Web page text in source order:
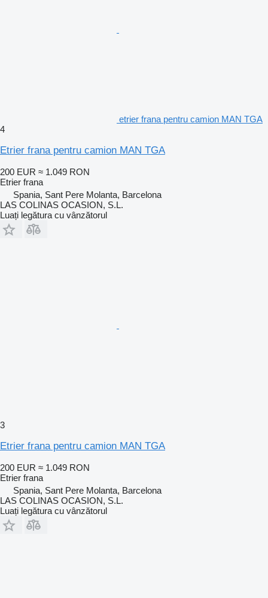
etrier frana pentru camion MAN TGA
4
Etrier frana pentru camion MAN TGA
200 EUR ≈ 1.049 RON
Etrier frana
Spania, Sant Pere Molanta, Barcelona
LAS COLINAS OCASION, S.L.
Luați legătura cu vânzătorul
3
Etrier frana pentru camion MAN TGA
200 EUR ≈ 1.049 RON
Etrier frana
Spania, Sant Pere Molanta, Barcelona
LAS COLINAS OCASION, S.L.
Luați legătura cu vânzătorul